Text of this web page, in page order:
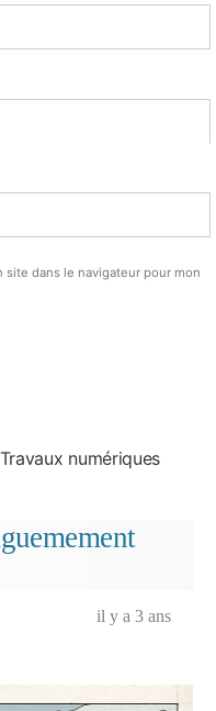
dans le navigateur pour mon
Travaux numériques
il y a 3 ans